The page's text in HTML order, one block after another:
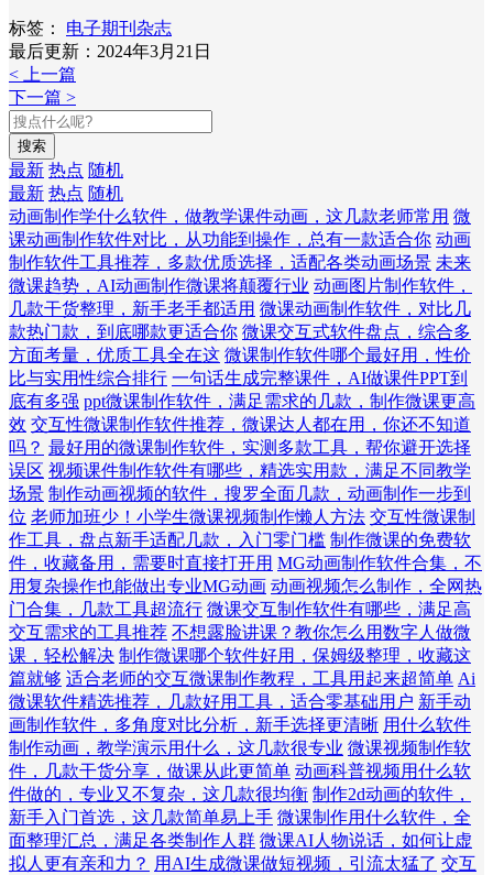
标签：
电子期刊杂志
最后更新：2024年3月21日
< 上一篇
下一篇 >
搜索
最新 热点 随机
最新 热点 随机
动画制作学什么软件，做教学课件动画，这几款老师常用 微
课动画制作软件对比，从功能到操作，总有一款适合你 动画
制作软件工具推荐，多款优质选择，适配各类动画场景 未来
微课趋势，AI动画制作微课将颠覆行业 动画图片制作软件，
几款干货整理，新手老手都适用 微课动画制作软件，对比几
款热门款，到底哪款更适合你 微课交互式软件盘点，综合多
方面考量，优质工具全在这 微课制作软件哪个最好用，性价
比与实用性综合排行 一句话生成完整课件，AI做课件PPT到
底有多强 ppt微课制作软件，满足需求的几款，制作微课更高
效 交互性微课制作软件推荐，微课达人都在用，你还不知道
吗？ 最好用的微课制作软件，实测多款工具，帮你避开选择
误区 视频课件制作软件有哪些，精选实用款，满足不同教学
场景 制作动画视频的软件，搜罗全面几款，动画制作一步到
位 老师加班少！小学生微课视频制作懒人方法 交互性微课制
作工具，盘点新手适配几款，入门零门槛 制作微课的免费软
件，收藏备用，需要时直接打开用 MG动画制作软件合集，不
用复杂操作也能做出专业MG动画 动画视频怎么制作，全网热
门合集，几款工具超流行 微课交互制作软件有哪些，满足高
交互需求的工具推荐 不想露脸讲课？教你怎么用数字人做微
课，轻松解决 制作微课哪个软件好用，保姆级整理，收藏这
篇就够 适合老师的交互微课制作教程，工具用起来超简单 Ai
微课软件精选推荐，几款好用工具，适合零基础用户 新手动
画制作软件，多角度对比分析，新手选择更清晰 用什么软件
制作动画，教学演示用什么，这几款很专业 微课视频制作软
件，几款干货分享，做课从此更简单 动画科普视频用什么软
件做的，专业又不复杂，这几款很均衡 制作2d动画的软件，
新手入门首选，这几款简单易上手 微课制作用什么软件，全
面整理汇总，满足各类制作人群 微课AI人物说话，如何让虚
拟人更有亲和力？ 用AI生成微课做短视频，引流太猛了 交互